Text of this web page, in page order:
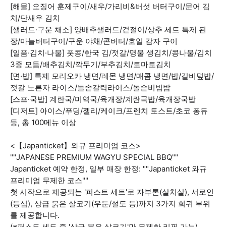
[해물] 오징어 훈제구이/새우/가리비&버섯 버터구이/문어 김
치/단새우 김치
[샐러드·구운 채소] 양배추샐러드/겉절이/상추 세트 특제 된
장/마늘버터구이/구운 야채/콘버터/호일 감자 구이
[일품·김치·나물] 풋콩/한국 김/젓갈/명물 생김치/콩나물/김치
3종 모듬/배추김치/깍두기/부추김치/토마토김치
[면·밥] 특제 모리오카 냉면/레몬 냉면/매콤 냉면/밥/갈비덮밥/
젓갈 노른자 라이스/돌솥갈릭라이스/돌솥비빔밥
[스프·국밥] 계란국/미역국/육개장/계란국밥/육개장국밥
[디저트] 아이스/푸딩/젤리/케이크/프렌치 토스트/초코 퐁듀
등, 총 100메뉴 이상
<【Japanticket】와규 프리미엄 코스>
""JAPANESE PREMIUM WAGYU SPECIAL BBQ""
Japanticket 예약 한정, 일부 매장 한정: ""Japanticket 와규
프리미엄 무제한 코스""
첫 시작으로 제공되는 '퍼스트 세트'로 자부톤(살치살), 서로인
(등심), 상급 붉은 살코기(우둔/설도 등)까지 3가지 희귀 부위
를 제공합니다.